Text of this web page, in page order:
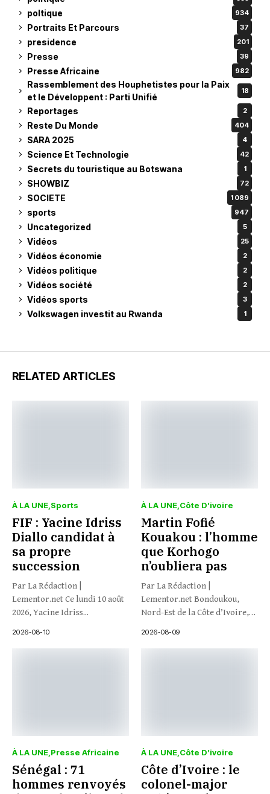
poltique 934
Portraits Et Parcours 37
presidence 201
Presse 39
Presse Africaine 982
Rassemblement des Houphetistes pour la Paix
et le Développent : Parti Unifié
18
Reportages 2
Reste Du Monde 404
SARA 2025 4
Science Et Technologie 42
Secrets du touristique au Botswana 1
SHOWBIZ 72
SOCIETE 1 089
sports 947
Uncategorized 5
Vidéos 25
Vidéos économie 2
Vidéos politique 2
Vidéos société 2
Vidéos sports 3
Volkswagen investit au Rwanda 1
RELATED ARTICLES
À LA UNE Sports
FIF : Yacine Idriss
Diallo candidat à
sa propre
succession
Par La Rédaction |
Lementor.net Ce lundi 10 août
2026, Yacine Idriss...
2026-08-10
À LA UNE Côte D’ivoire
Martin Fofié
Kouakou : l’homme
que Korhogo
n’oubliera pas
Par La Rédaction |
Lementor.net Bondoukou,
Nord-Est de la Côte d’Ivoire,
2026-08-09
À LA UNE Presse Africaine
Sénégal : 71
hommes renvoyés
À LA UNE Côte D’ivoire
Côte d’Ivoire : le
colonel-major